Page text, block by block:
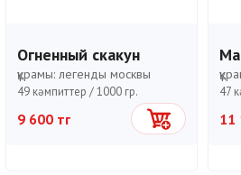
Огненный скакун
құрамы: легенды москвы
49 кәмпиттер /1000 гр.
9 600 тг Себетке
47
11